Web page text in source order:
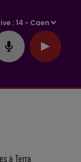
:14 - Caen
à Terra